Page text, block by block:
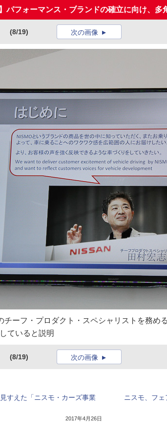
パフォーマンス・ブランドの確立に向け、多
(8/19) 次の画像
チーフ・プロダクト・スペシャリストを務め
ていると説明
(8/19) 次の画像
すえた「ニスモ・カーズ事業
2017年4月26日
ニスモ、フ